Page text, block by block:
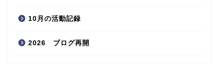
10月の活動記録
2026 ブログ再開